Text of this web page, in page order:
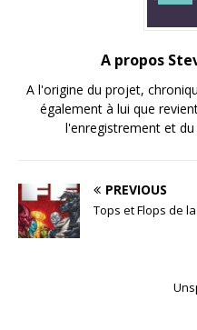
A propos
A l'origine du projet,
également à lui que
l'enregistrement et
PREVIOUS
Tops et Flops de